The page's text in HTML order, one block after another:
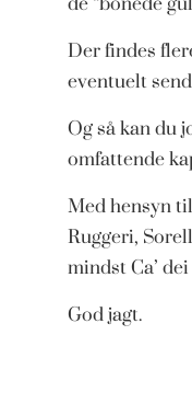
Der findes
eventuelt
Og så kan du
omfattende
Med hensyn
Ruggeri,
mindst Ca’
God jagt.